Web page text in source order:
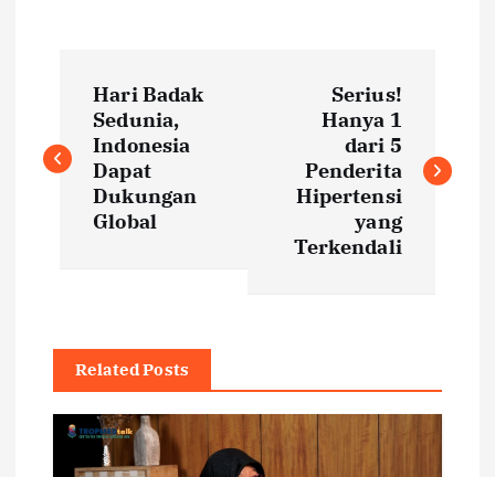
o
s
a
v
Hari Badak
Sedunia,
Indonesia
Dapat
Dukungan
Global
Serius!
Hanya 1
dari 5
Penderita
Hipertensi
yang
Terkendali
Related Posts